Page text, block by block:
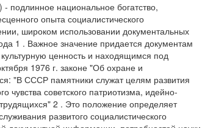
национальное богатство,
опыта социалистического
широком использовании документальных
1 . Важное значение придается документам
ценность и находящимся под
1976 г. законе "Об охране и
"В СССР памятники служат целям развития
чувства советского патриотизма, идейно-
трудящихся" 2 . Это положение определяет
развитого социалистического